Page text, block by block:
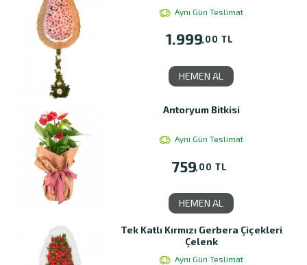
Aynı Gün Teslimat
1.999,00 TL
HEMEN AL
Antoryum Bitkisi
Aynı Gün Teslimat
759,00 TL
HEMEN AL
Tek Katlı Kırmızı Gerbera Çiçekleri
Çelenk
Aynı Gün Teslimat